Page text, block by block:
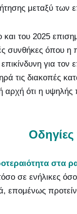
μεταξύ των
και του 2025
συνθήκες όπου
για
τις διακοπές
αρχή ότι η υψηλής
στα
σε ενήλικες
επομένως